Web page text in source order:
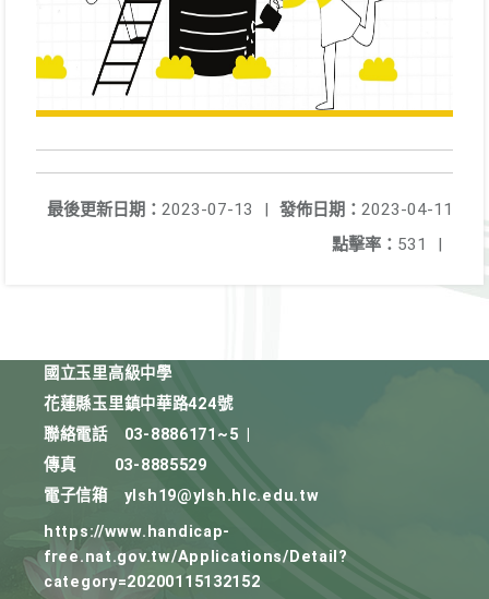
發佈日期： 2023-04-11
最後更新日期： 2023-07-13
|
點擊率： 531 |
國立玉里高級中學
花蓮縣玉里鎮中華路424號
聯絡電話
03-8886171~5
傳真
03-8885529
電子信箱
ylsh19@ylsh.hlc.edu.tw
https://www.handicap-
free.nat.gov.tw/Applications/Detail?
category=20200115132152